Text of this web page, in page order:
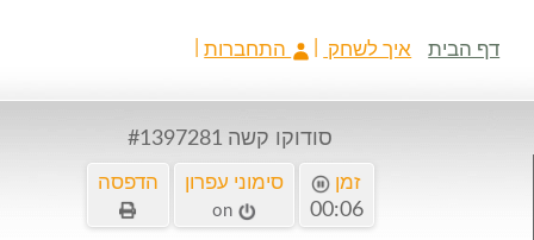
דף הבית איך לשחק התחברות
סודוקו קשה #1397281
זמן
00:07
סימוני עפרון
on
הדפסה